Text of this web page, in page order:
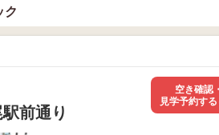
ク
前通り
空き確認・
見学予約する